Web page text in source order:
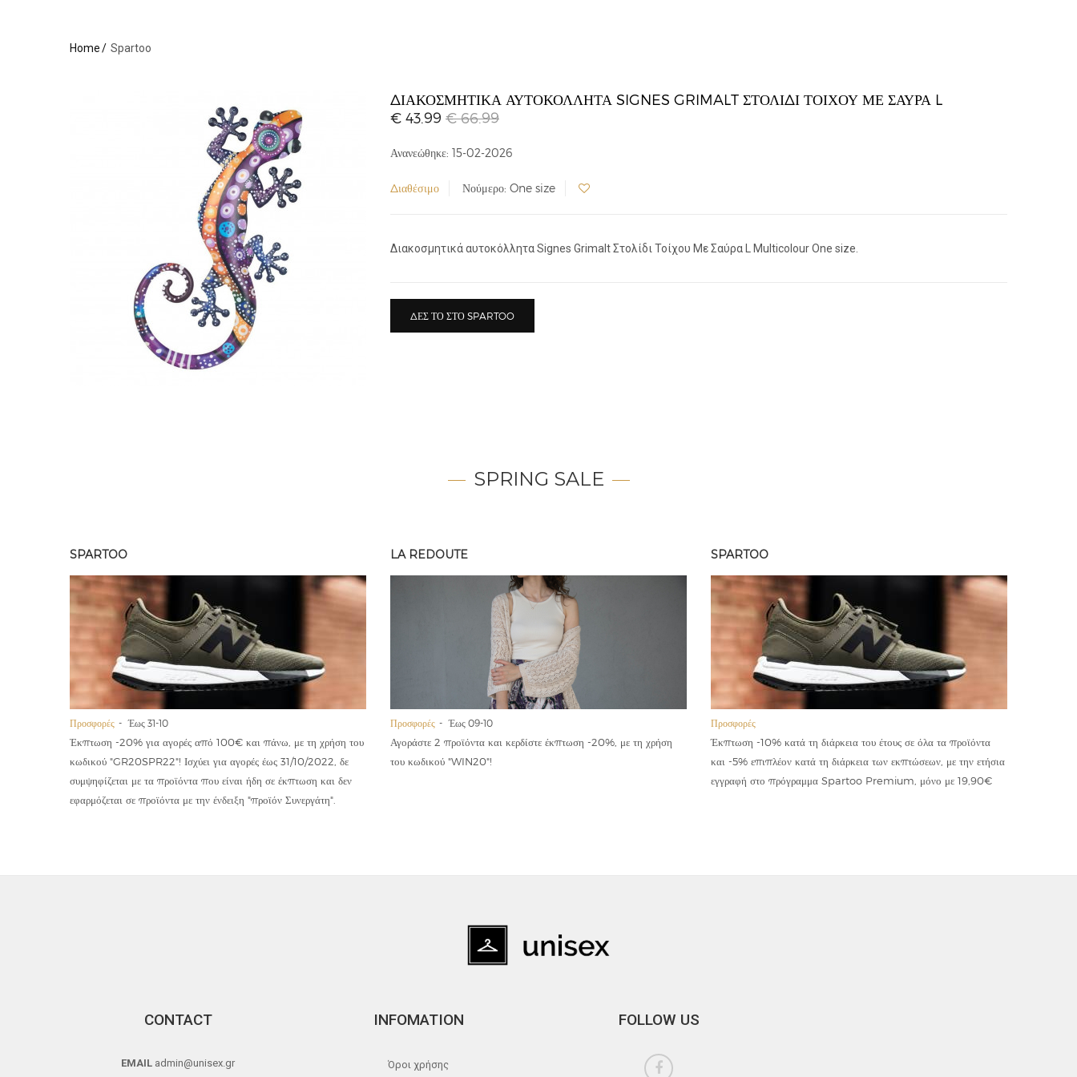
Home Spartoo
ΔΙΑΚΟΣΜΗΤΙΚΆ ΑΥΤΟΚΌΛΛΗΤΑ SIGNES GRIMALT ΣΤΟΛΊΔΙ ΤΟΊΧΟΥ ΜΕ ΣΑΎΡΑ L
€ 43.99 € 66.99
Ανανεώθηκε: 15-02-2026
Διαθέσιμο Νούμερο: One size
Διακοσμητικά αυτοκόλλητα Signes Grimalt Στολίδι Τοίχου Με Σαύρα L Multicolour One size.
ΔΕΣ ΤΟ ΣΤΟ SPARTOO
SPRING SALE
SPARTOO
Προσφορές Έως 31-10
Έκπτωση -20% για αγορές από 100€ και πάνω, με τη χρήση του
κωδικού "GR20SPR22"! Ισχύει για αγορές έως 31/10/2022, δε
συμψηφίζεται με τα προϊόντα που είναι ήδη σε έκπτωση και δεν
εφαρμόζεται σε προϊόντα με την ένδειξη "προϊόν Συνεργάτη".
LA REDOUTE
Προσφορές Έως 09-10
Αγοράστε 2 προϊόντα και κερδίστε έκπτωση -20%, με τη χρήση
του κωδικού "WIN20"!
SPARTOO
Προσφορές
Έκπτωση -10% κατά τη διάρκεια του έτους σε όλα τα προϊόντα
και -5% επιπλέον κατά τη διάρκεια των εκπτώσεων, με την ετήσια
εγγραφή στο πρόγραμμα Spartoo Premium, μόνο με 19,90€
CONTACT
EMAIL admin@unisex.gr
INFOMATION
Όροι χρήσης
FOLLOW US